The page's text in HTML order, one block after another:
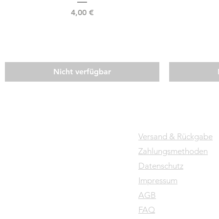
Preis
4,00 €
Nicht verfügbar
Versand & Rückgabe
Zahlungsmethoden
Datenschutz
Impressum
AGB
FAQ